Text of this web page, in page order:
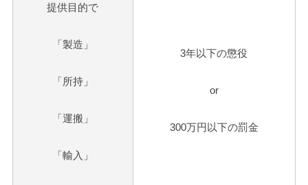
提供目的で
「製造」
「所持」
「運搬」
「輸入」
3年以下の懲役
or
300万円以下の罰金